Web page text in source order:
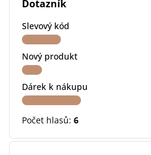
Dotazník
Slevový kód
Nový produkt
Dárek k nákupu
Počet hlasů: 6